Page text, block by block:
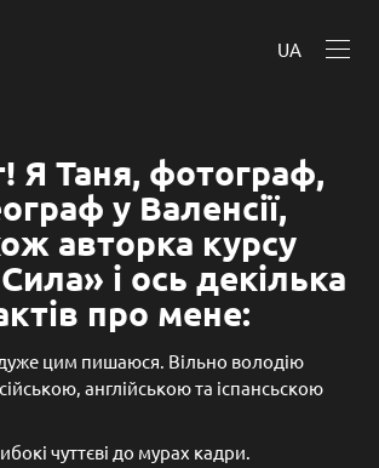
UA
Я Таня, фотограф,
у Валенсії,
авторка курсу
і ось декілька
про мене:
дуже цим пишаюся. Вільно володію
англійською та іспансьскою
чуттєві до мурах кадри.